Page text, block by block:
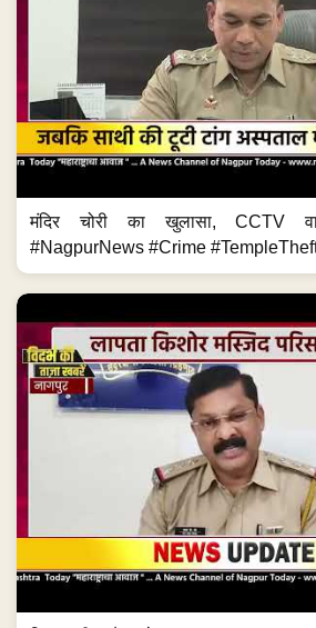
मंदिर चोरी का खुलासा, CCTV
#NagpurNews #Crime